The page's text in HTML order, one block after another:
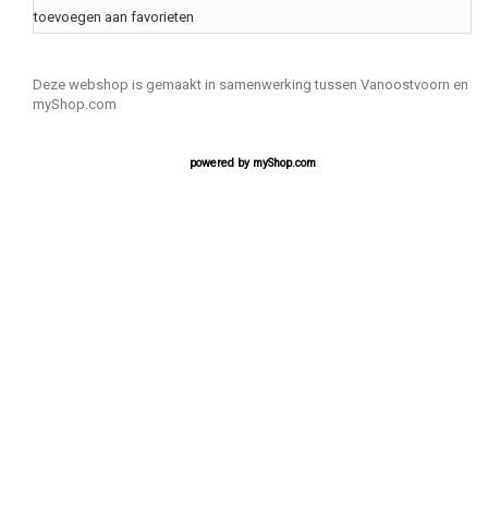
toevoegen aan favorieten
Deze webshop is gemaakt in samenwerking tussen Vanoostvoorn en
myShop.com
powered by myShop.com